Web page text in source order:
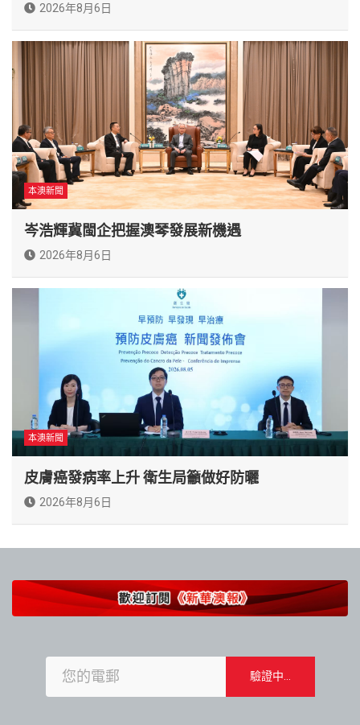
2026年8月6日
本澳新聞
岑浩輝冀閩企把握澳琴發展新機遇
2026年8月6日
本澳新聞
皮膚癌發病率上升 衛生局籲做好防曬
2026年8月6日